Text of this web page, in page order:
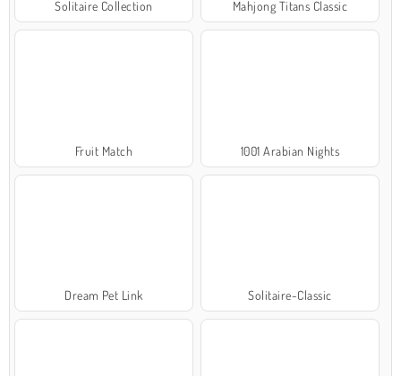
Solitaire Collection Mahjong Titans Classic
Fruit Match 1001 Arabian Nights
Dream Pet Link Solitaire-Classic